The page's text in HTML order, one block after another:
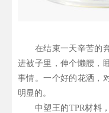
在结束一天辛苦的奔
进被子里，伸个懒腰，
事情。一个好的花洒，
明显的。
中塑王的TPR材料，